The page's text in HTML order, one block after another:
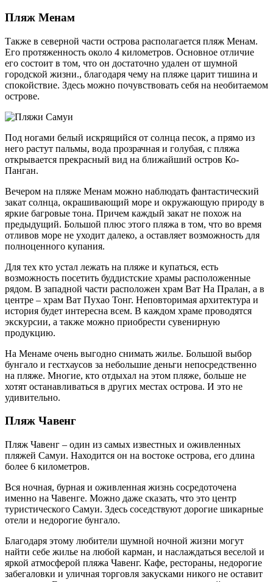
Пляж Менам
Также в северной части острова располагается пляж Менам.
Его протяженность около 4 километров. Основное отличие
его состоит в том, что он достаточно удален от шумной
городской жизни., благодаря чему на пляже царит тишина и
спокойствие. Здесь можно почувствовать себя на необитаемом
острове.
Под ногами белый искрящийся от солнца песок, а прямо из
него растут пальмы, вода прозрачная и голубая, с пляжа
открывается прекрасный вид на ближайший остров Ко-
Панган.
Вечером на пляже Менам можно наблюдать фантастический
закат солнца, окрашивающий море и окружающую природу в
яркие багровые тона. Причем каждый закат не похож на
предыдущий. Большой плюс этого пляжа в том, что во время
отливов море не уходит далеко, а оставляет возможность для
полноценного купания.
Для тех кто устал лежать на пляже и купаться, есть
возможность посетить буддистские храмы расположенные
рядом. В западной части расположен храм Ват На Пралан, а в
центре – храм Ват Пухао Тонг. Неповторимая архитектура и
история будет интересна всем. В каждом храме проводятся
экскурсии, а также можно приобрести сувенирную
продукцию.
На Менаме очень выгодно снимать жилье. Большой выбор
бунгало и гестхаусов за небольшие деньги непосредственно
на пляже. Многие, кто отдыхал на этом пляже, больше не
хотят останавливаться в других местах острова. И это не
удивительно.
Пляж Чавенг
Пляж Чавенг – один из самых известных и оживленных
пляжей Самуи. Находится он на востоке острова, его длина
более 6 километров.
Вся ночная, бурная и оживленная жизнь сосредоточена
именно на Чавенге. Можно даже сказать, что это центр
туристического Самуи. Здесь соседствуют дорогие шикарные
отели и недорогие бунгало.
Благодаря этому любители шумной ночной жизни могут
найти себе жилье на любой карман, и наслаждаться веселой и
яркой атмосферой пляжа Чавенг. Кафе, рестораны, недорогие
забегаловки и уличная торговля закусками никого не оставит